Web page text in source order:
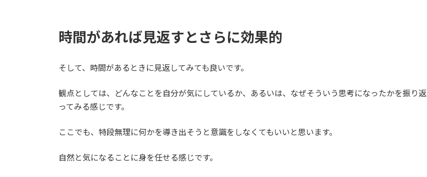
時間があれば見返すとさらに効果的
そして、時間があるときに見返してみても良いです。
観点としては、どんなことを自分が気にしているか、あるいは、なぜそういう思考になったかを振り返
ってみる感じです。
ここでも、特段無理に何かを導き出そうと意識をしなくてもいいと思います。
自然と気になることに身を任せる感じです。